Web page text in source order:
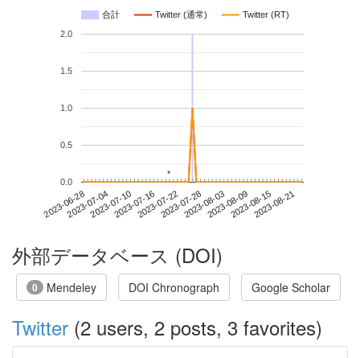
合計 Twitter (通常) Twitter (RT)
2023-06-282023-07-042023-07-102023-07-162023-07-222023-07-282023-08-032023-08-092023-08-152023-08-21
0.0
0.5
1.0
1.5
2.0
**
外部データベース (DOI)
0 Mendeley DOI Chronograph Google Scholar
Twitter (2 users, 2 posts, 3 favorites)